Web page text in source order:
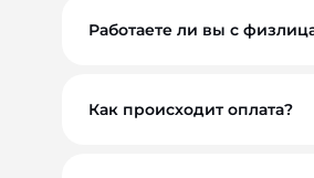
Работаете ли вы с
Как происходит оплата?